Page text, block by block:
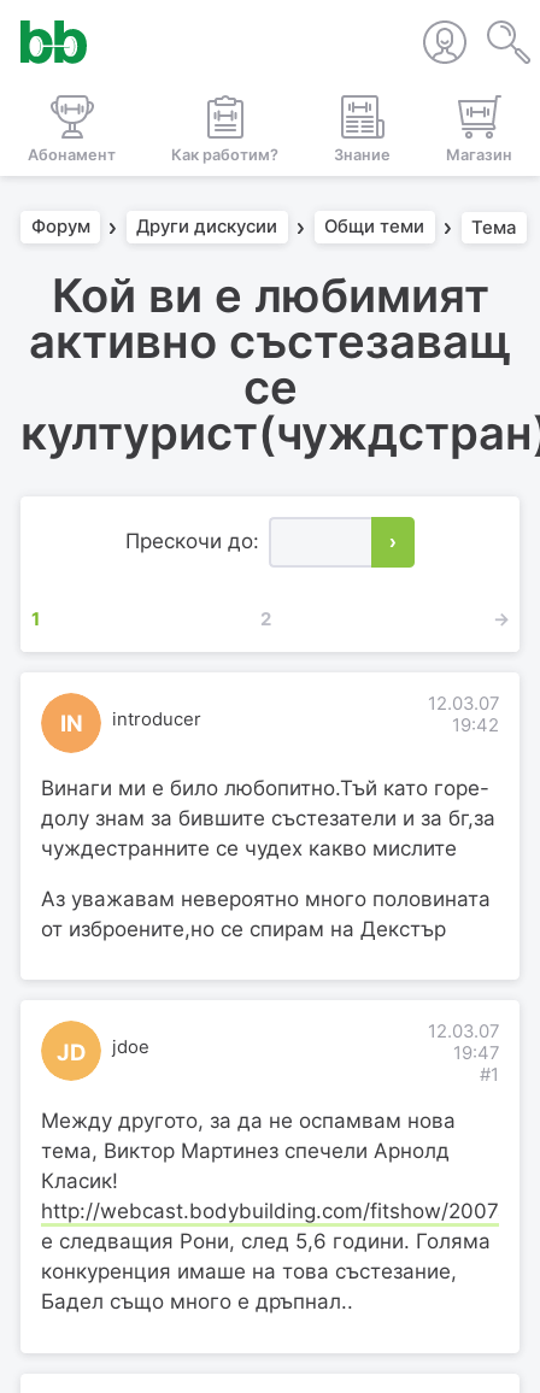
Абонамент Как работим? Знание Магазин
Форум Други дискусии Общи теми Тема
Кой ви е любимият
активно състезаващ
се
Прескочи до: ›
1 2 →
IN introducer
12.03.07
19:42
Винаги ми е било любопитно.Тъй като горе-
долу знам за бившите състезатели и за бг,за
чуждестранните се чудех какво мислите
Аз уважавам невероятно много половината
от изброените,но се спирам на Декстър
JD jdoe
12.03.07
19:47
#1
Между другото, за да не оспамвам нова
тема, Виктор Мартинез спечели Арнолд
Класик!
http://webcast.bodybuilding.com/fitshow/
е следващия Рони, след 5,6 години. Голяма
конкуренция имаше на това състезание,
Бадел също много е дръпнал..